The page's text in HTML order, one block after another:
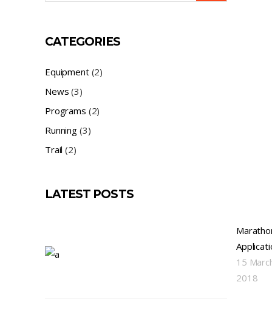
CATEGORIES
Equipment(2)
News (3)
Programs (2)
Running(3)
Trail (2)
LATEST POSTS
15
2018